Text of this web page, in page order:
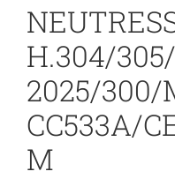
H.304/
2025/300/
CC533A/
M